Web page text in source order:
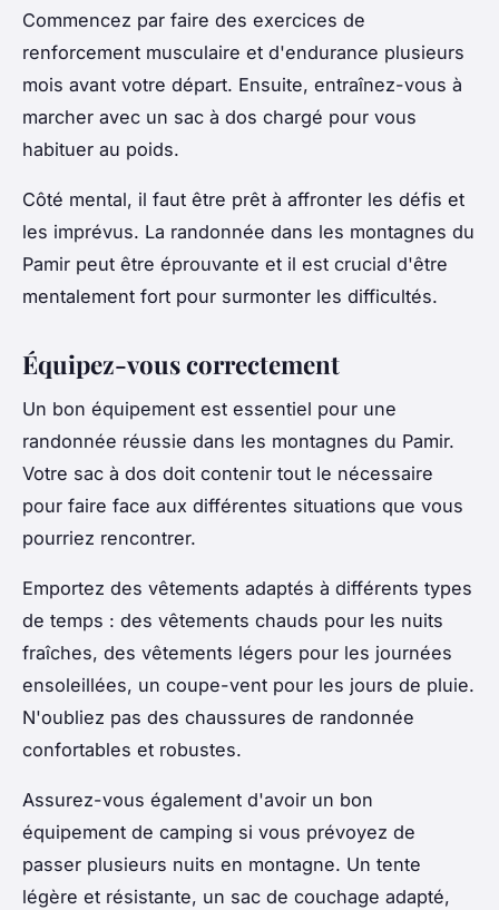
Commencez par faire des exercices de
renforcement musculaire et d'endurance plusieurs
mois avant votre départ. Ensuite, entraînez-vous à
marcher avec un sac à dos chargé pour vous
habituer au poids.
Côté mental, il faut être prêt à affronter les défis et
les imprévus. La randonnée dans les montagnes du
Pamir peut être éprouvante et il est crucial d'être
mentalement fort pour surmonter les difficultés.
Équipez-vous correctement
Un bon équipement est essentiel pour une
randonnée réussie dans les montagnes du Pamir.
Votre sac à dos doit contenir tout le nécessaire
pour faire face aux différentes situations que vous
pourriez rencontrer.
Emportez des vêtements adaptés à différents types
de temps : des vêtements chauds pour les nuits
fraîches, des vêtements légers pour les journées
ensoleillées, un coupe-vent pour les jours de pluie.
N'oubliez pas des chaussures de randonnée
confortables et robustes.
Assurez-vous également d'avoir un bon
équipement de camping si vous prévoyez de
passer plusieurs nuits en montagne. Un tente
légère et résistante, un sac de couchage adapté,